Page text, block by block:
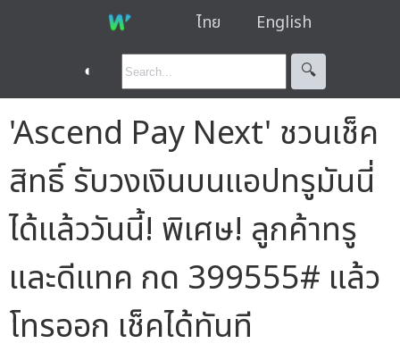
ไทย English
◐ 🔍︎
'Ascend Pay Next' ชวนเช็ค
สิทธิ์ รับวงเงินบนแอปทรูมันนี่
ได้แล้ววันนี้! พิเศษ! ลูกค้าทรู
และดีแทค กด 399555# แล้ว
โทรออก เช็คได้ทันที